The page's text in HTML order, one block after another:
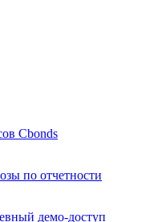
Cbonds
по отчетности
демо-доступ